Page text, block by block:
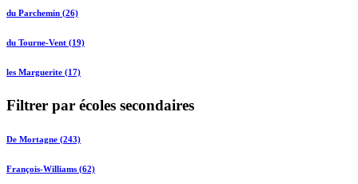
du Parchemin (26)
du Tourne-Vent (19)
les Marguerite (17)
Filtrer par écoles secondaires
De Mortagne (243)
François-Williams (62)